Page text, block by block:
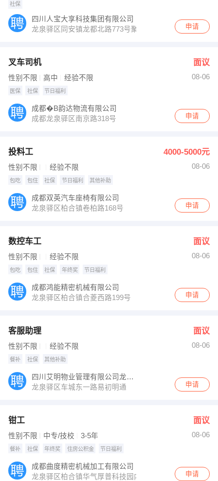
社保
四川人宝大享科技集团有限公司
龙泉驿区同安镇龙都北路773号聚合市场集采中心6号库2
申请
叉车司机 面议
性别不限 高中 经验不限 08-06
医保 社保 节日福利
成都�B韵达物流有限公司
成都龙泉驿区南京路318号
申请
投料工 4000-5000元
性别不限 经验不限 08-06
包吃 包住 社保 节日福利 其他补助
成都双英汽车座椅有限公司
龙泉驿区柏合镇卷柏路168号
申请
数控车工 面议
性别不限 经验不限 08-06
包吃 包住 社保 年终奖 节日福利
成都鸿能精密机械有限公司
龙泉驿区柏合镇合菱西路199号
申请
客服助理 面议
性别不限 经验不限 08-06
餐补 社保 其他补助
四川艾明物业管理有限公司龙泉分公司
龙泉驿区车城东一路易初明通
申请
钳工 面议
性别不限 中专/技校 3-5年 08-06
餐补 社保 年终奖 住房公积金 节日福利
成都曲度精密机械加工有限公司
龙泉驿区柏合镇华气厚普科技园内
申请